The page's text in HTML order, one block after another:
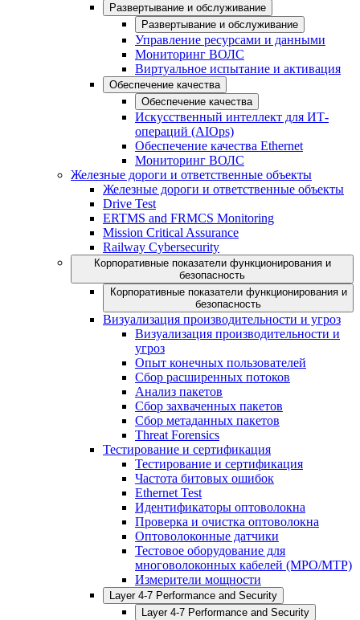
Развертывание и обслуживание
Развертывание и обслуживание
Управление ресурсами и данными
Мониторинг ВОЛС
Виртуальное испытание и активация
Обеспечение качества
Обеспечение качества
Искусственный интеллект для ИТ-
операций (AIOps)
Обеспечение качества Ethernet
Мониторинг ВОЛС
Железные дороги и ответственные объекты
Железные дороги и ответственные объекты
Drive Test
ERTMS and FRMCS Monitoring
Mission Critical Assurance
Railway Cybersecurity
Корпоративные показатели функционирования и
безопасность
Корпоративные показатели функционирования и
безопасность
Визуализация производительности и угроз
Визуализация производительности и
угроз
Опыт конечных пользователей
Сбор расширенных потоков
Анализ пакетов
Сбор захваченных пакетов
Сбор метаданных пакетов
Threat Forensics
Тестирование и сертификация
Тестирование и сертификация
Частота битовых ошибок
Ethernet Test
Идентификаторы оптоволокна
Проверка и очистка оптоволокна
Оптоволоконные датчики
Тестовое оборудование для
многоволоконных кабелей (MPO/MTP)
Измерители мощности
Layer 4-7 Performance and Security
Layer 4-7 Performance and Security